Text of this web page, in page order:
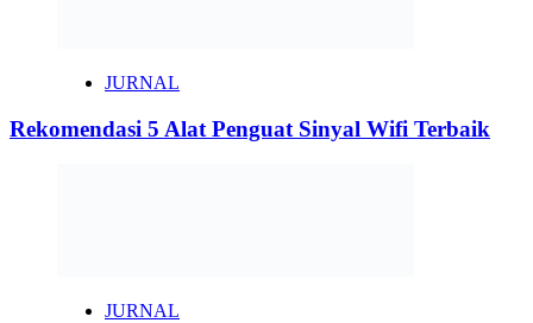
JURNAL
Rekomendasi 5 Alat Penguat Sinyal Wifi Terbaik
JURNAL